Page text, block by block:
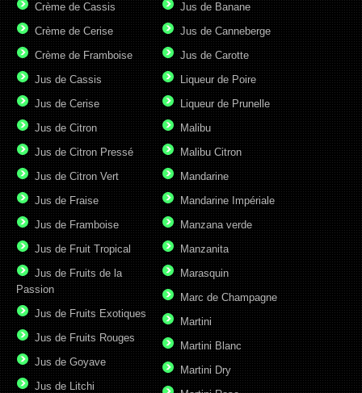
Crème de Cassis
Crème de Cerise
Crème de Framboise
Jus de Banane
Jus de Canneberge
Jus de Carotte
Jus de Cassis
Jus de Cerise
Jus de Citron
Jus de Citron Pressé
Jus de Citron Vert
Jus de Fraise
Jus de Framboise
Jus de Fruit Tropical
Jus de Fruits de la
Passion
Jus de Fruits Exotiques
Jus de Fruits Rouges
Jus de Goyave
Jus de Litchi
Liqueur de Poire
Liqueur de Prunelle
Malibu
Malibu Citron
Mandarine
Mandarine Impériale
Manzana verde
Manzanita
Marasquin
Marc de Champagne
Martini
Martini Blanc
Martini Dry